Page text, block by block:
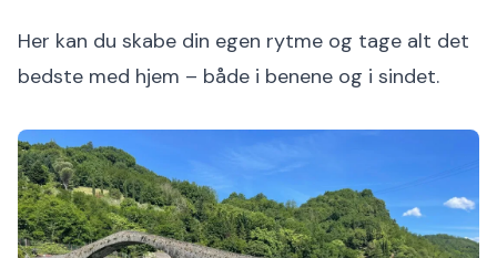
Her kan du skabe din egen rytme og tage alt det
bedste med hjem – både i benene og i sindet.